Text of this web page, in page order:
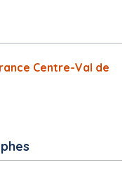
Centre-Val de